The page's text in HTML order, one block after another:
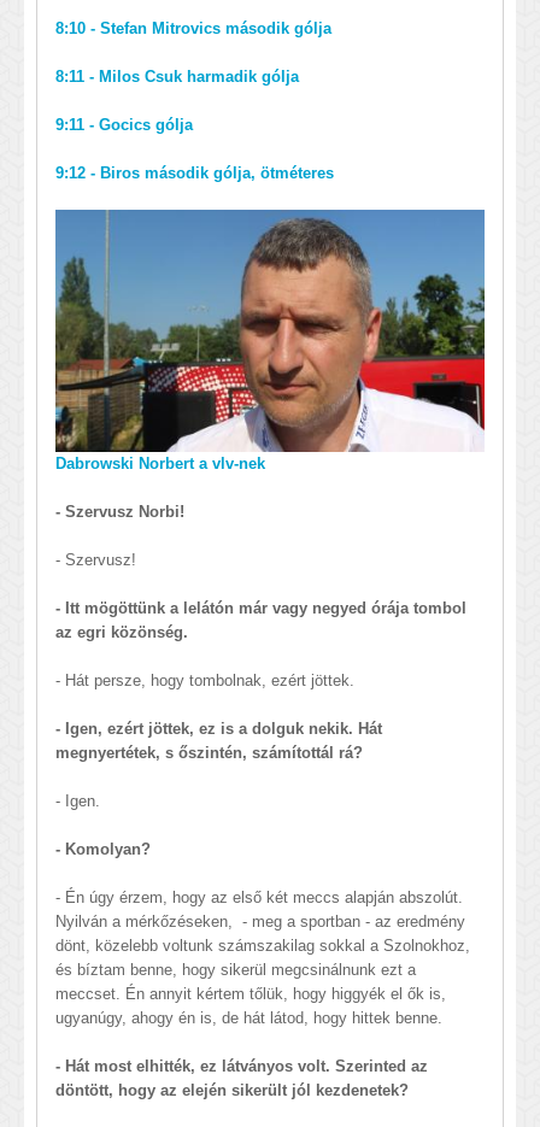
8:10 - Stefan Mitrovics második gólja
8:11 - Milos Csuk harmadik gólja
9:11 - Gocics gólja
9:12 - Biros második gólja, ötméteres
Dabrowski Norbert a vlv-nek
- Szervusz Norbi!
- Szervusz!
- Itt mögöttünk a lelátón már vagy negyed órája tombol
az egri közönség.
- Hát persze, hogy tombolnak, ezért jöttek.
- Igen, ezért jöttek, ez is a dolguk nekik. Hát
megnyertétek, s őszintén, számítottál rá?
- Igen.
- Komolyan?
- Én úgy érzem, hogy az első két meccs alapján abszolút.
Nyilván a mérkőzéseken, - meg a sportban - az eredmény
dönt, közelebb voltunk számszakilag sokkal a Szolnokhoz,
és bíztam benne, hogy sikerül megcsinálnunk ezt a
meccset. Én annyit kértem tőlük, hogy higgyék el ők is,
ugyanúgy, ahogy én is, de hát látod, hogy hittek benne.
- Hát most elhitték, ez látványos volt. Szerinted az
döntött, hogy az elején sikerült jól kezdenetek?